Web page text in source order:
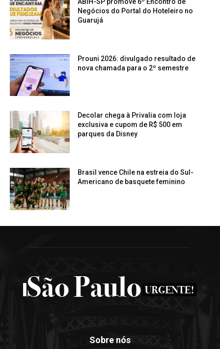
Negócios do Portal do Hoteleiro no
Guarujá
Prouni 2026: divulgado resultado de
nova chamada para o 2º semestre
Decolar chega à Privalia com loja
exclusiva e cupom de R$ 500 em
parques da Disney
Brasil vence Chile na estreia do Sul-
Americano de basquete feminino
Sobre nós